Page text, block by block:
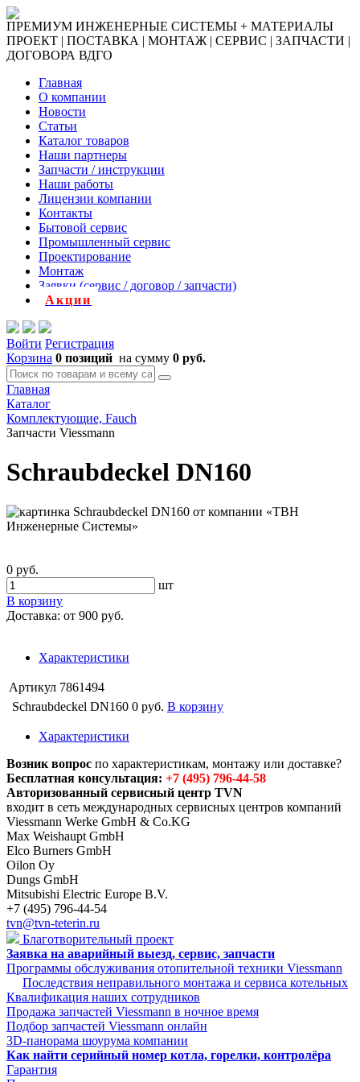
ПРЕМИУМ ИНЖЕНЕРНЫЕ СИСТЕМЫ + МАТЕРИАЛЫ
ПРОЕКТ | ПОСТАВКА | МОНТАЖ | СЕРВИС | ЗАПЧАСТИ |
ДОГОВОРА ВДГО
Главная
О компании
Новости
Статьи
Каталог товаров
Наши партнеры
Запчасти / инструкции
Наши работы
Лицензии компании
Контакты
Бытовой сервис
Промышленный сервис
Проектирование
Монтаж
Заявки (сервис / договор / запчасти)
Акции
Войти Регистрация
Корзина 0 позиций на сумму 0 руб.
Главная
Каталог
Комплектующие, Fauch
Запчасти Viessmann
Schraubdeckel DN160
0 руб.
шт
В корзину
Доставка: от 900 руб.
Характеристики
Артикул 7861494
Schraubdeckel DN160 0 руб. В корзину
Характеристики
Возник вопрос по характеристикам, монтажу или доставке?
Бесплатная консультация: +7 (495) 796-44-58
Авторизованный сервисный центр TVN
входит в сеть международных сервисных центров компаний
Viessmann Werke GmbH & Co.KG
Max Weishaupt GmbH
Elco Burners GmbH
Oilon Oy
Dungs GmbH
Mitsubishi Electric Europe B.V.
+7 (495) 796-44-54
tvn@tvn-teterin.ru
Благотворительный проект
Заявка на аварийный выезд, сервис, запчасти
Программы обслуживания отопительной техники Viessmann
Последствия неправильного монтажа и сервиса котельных
Квалификация наших сотрудников
Продажа запчастей Viessmann в ночное время
Подбор запчастей Viessmann онлайн
3D-панорама шоурума компании
Как найти серийный номер котла, горелки, контролёра
Гарантия